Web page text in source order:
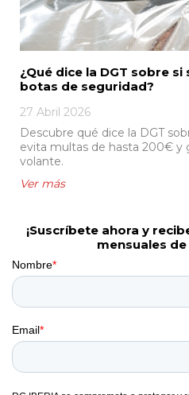
¿Qué dice la DGT sobre
botas de seguridad?
27 Abril 2026
Descubre qué dice la DGT
evita multas de hasta 200€ y
volante.
¡Suscríbete ahora y
mensuales